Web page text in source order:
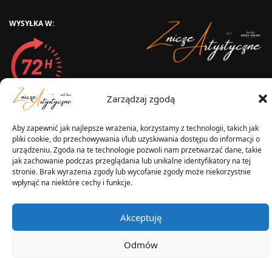
Zarządzaj zgodą
Aby zapewnić jak najlepsze wrażenia, korzystamy z technologii, takich jak
pliki cookie, do przechowywania i/lub uzyskiwania dostępu do informacji o
urządzeniu. Zgoda na te technologie pozwoli nam przetwarzać dane, takie
jak zachowanie podczas przeglądania lub unikalne identyfikatory na tej
stronie. Brak wyrażenia zgody lub wycofanie zgody może niekorzystnie
wpłynąć na niektóre cechy i funkcje.
Akceptuję
Odmów
WYSYŁKA W:
Wytwórnia Zniczy
Wszelkie prawa zastrzeżone